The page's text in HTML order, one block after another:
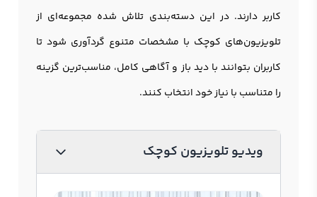
کاربر دارند. در این دسته‌بندی تلاش شده مجموعه‌ای از
تلویزیون‌های کوچک با مشخصات متنوع گردآوری شود تا
کاربران بتوانند با دید باز و آگاهی کامل، مناسب‌ترین گزینه
را متناسب با نیاز خود انتخاب کنند.
ویدیو تلویزیون کوچک